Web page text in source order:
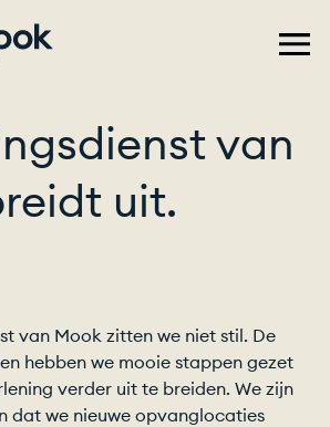
van
uit.
van Mook zitten we niet stil. De
hebben we mooie stappen gezet
verder uit te breiden. We zijn
dat we nieuwe opvanglocaties